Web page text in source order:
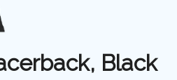
Black